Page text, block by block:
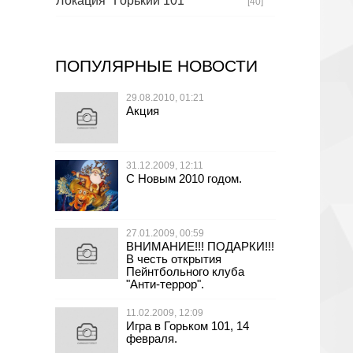
ПОПУЛЯРНЫЕ НОВОСТИ
29.08.2010, 01:21
Акция
31.12.2009, 12:11
С Новым 2010 годом.
27.01.2009, 00:59
ВНИМАНИЕ!!! ПОДАРКИ!!!
В честь открытия
Пейнтбольного клуба
"Анти-террор".
11.02.2009, 12:09
Игра в Горьком 101, 14
февраля.